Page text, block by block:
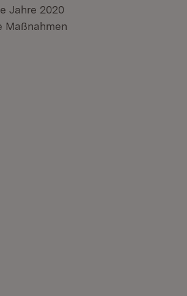
Jahre 2020
Maßnahmen